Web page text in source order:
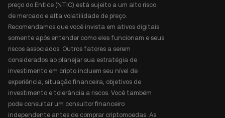
preço do Entice (NTIC) está sujeito a um alto risco
de mercado e alta volatilidade de preço.
Recomendamos que você invista em ativos digitais
somente após entender como eles funcionam e seus
riscos associados. Outros fatores a serem
considerados ao planejar sua estratégia de
investimento em cripto incluem seu nível de
experiência, situação financeira, objetivos de
investimento e tolerância a riscos. Você também
pode consultar um consultor financeiro
independente antes de comprar criptomoedas. As